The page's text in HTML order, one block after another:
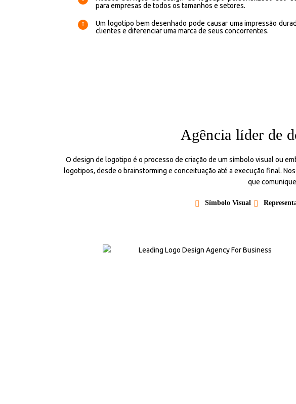
para empresas de todos os tamanhos e setores.
Um logotipo bem desenhado pode causar uma impressão
clientes e diferenciar uma marca de seus concorrentes.
Agência líder de
O design de logotipo é o processo de criação de um símbolo visual ou
logotipos, desde o brainstorming e conceituação até a execução final.
que
Símbolo Visual